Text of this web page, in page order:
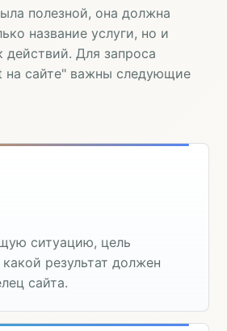
полезной, она должна
название услуги, но и
действий. Для запроса
на сайте" важны следующие
ситуацию, цель
результат должен
сайта.